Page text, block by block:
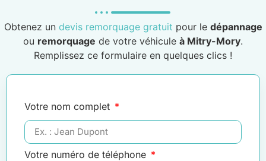
Obtenez un devis remorquage gratuit pour le dépannage
ou remorquage de votre véhicule à Mitry-Mory.
Remplissez ce formulaire en quelques clics !
Votre nom complet
Votre numéro de téléphone